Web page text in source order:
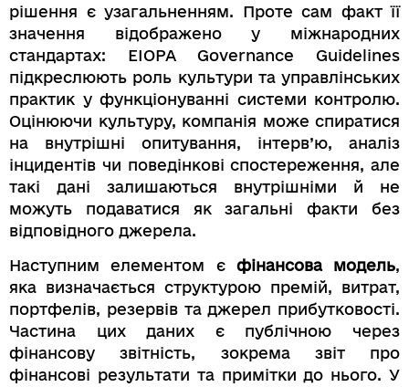
рішення є узагальненням. Проте сам факт її
значення відображено у міжнародних
стандартах: EIOPA Governance Guidelines
підкреслюють роль культури та управлінських
практик у функціонуванні системи контролю.
Оцінюючи культуру, компанія може спиратися
на внутрішні опитування, інтерв’ю, аналіз
інцидентів чи поведінкові спостереження, але
такі дані залишаються внутрішніми й не
можуть подаватися як загальні факти без
відповідного джерела.
Наступним елементом є фінансова модель,
яка визначається структурою премій, витрат,
портфелів, резервів та джерел прибутковості.
Частина цих даних є публічною через
фінансову звітність, зокрема звіт про
фінансові результати та примітки до нього. У